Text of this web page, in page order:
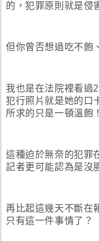
的，犯罪原則就是侵
但你曾否想過吃不飽
我也是在法院裡看過
犯行照片就是她的口
所求的只是一頓溫飽！
這種迫於無奈的犯罪
記者更可能認為是沒
再比起這幾天不斷在
只有這一件事情了？